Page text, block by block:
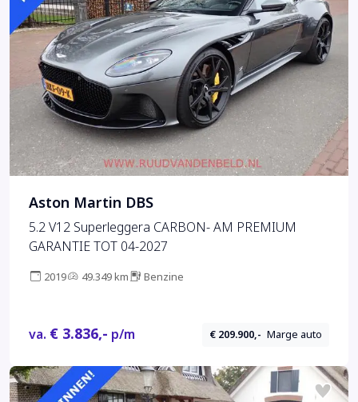
Aston Martin DBS
5.2 V12 Superleggera CARBON- AM PREMIUM
GARANTIE TOT 04-2027
2019 49.349 km Benzine
va. € 3.836,- p/m € 209.900,- Marge auto